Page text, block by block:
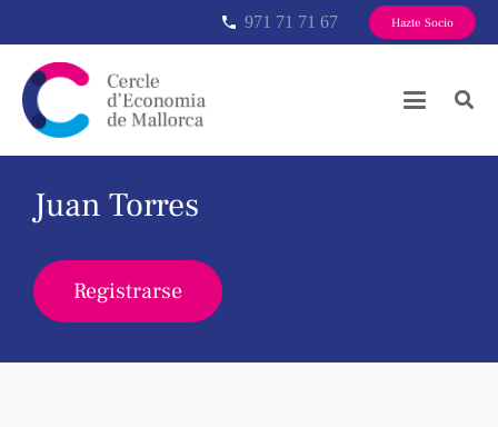
phone 971 71 71 67 Hazte Socio
Juan Torres
Registrarse